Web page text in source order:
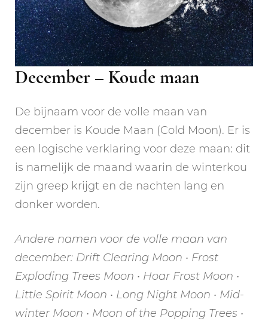
December – Koude maan
De bijnaam voor de volle maan van
december is Koude Maan (Cold Moon). Er is
een logische verklaring voor deze maan: dit
is namelijk de maand waarin de winterkou
zijn greep krijgt en de nachten lang en
donker worden.
Andere namen voor de volle maan van
december: Drift Clearing Moon • Frost
Exploding Trees Moon • Hoar Frost Moon •
Little Spirit Moon • Long Night Moon • Mid-
winter Moon • Moon of the Popping Trees •